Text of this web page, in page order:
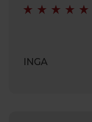
INGA